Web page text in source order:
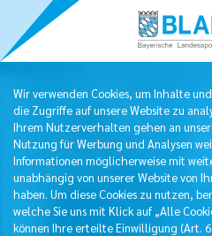
Wir verwenden Cookies, um Inhalte
die Zugriffe auf unsere Website zu
Ihrem Nutzerverhalten gehen an
Nutzung für Werbung und Analysen
Informationen möglicherweise mit
unabhängig von unserer Website von
haben. Um diese Cookies zu nutzen,
welche Sie uns mit Klick auf „Alle
können Ihre erteilte Einwilligung (Art.